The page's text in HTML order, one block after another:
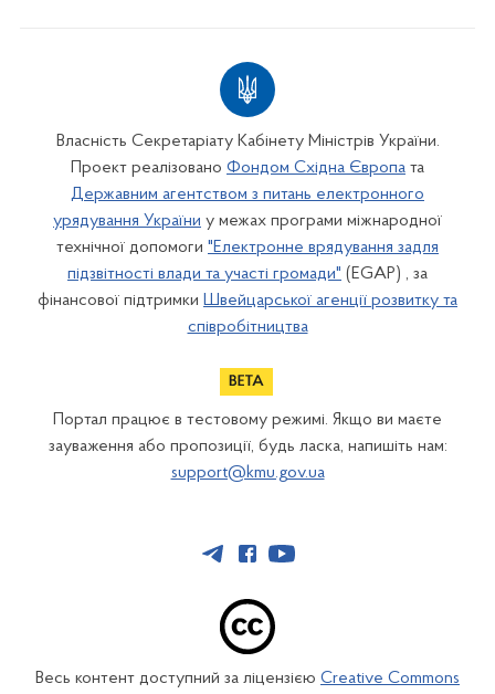
Власність Секретаріату Кабінету Міністрів України.
Проект реалізовано Фондом Східна Європа та
Державним агентством з питань електронного
урядування України у межах програми міжнародної
технічної допомоги "Електронне врядування задля
підзвітності влади та участі громади" (EGAP) , за
фінансової підтримки Швейцарської агенції розвитку та
співробітництва
Портал працює в тестовому режимі. Якщо ви маєте
зауваження або пропозиції, будь ласка, напишіть нам:
support@kmu.gov.ua
Весь контент доступний за ліцензією Creative Commons